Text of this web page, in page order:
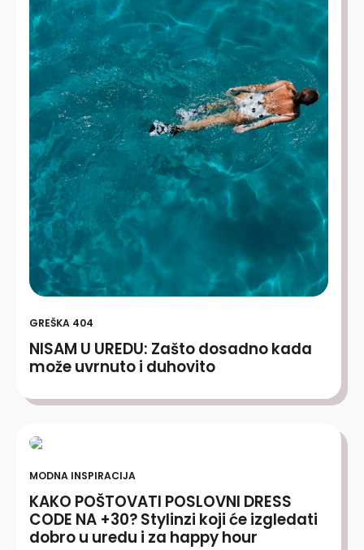
GREŠKA 404
NISAM U UREDU: Zašto dosadno kada
može uvrnuto i duhovito
MODNA INSPIRACIJA
KAKO POŠTOVATI POSLOVNI DRESS
CODE NA +30? Stylinzi koji će izgledati
dobro u uredu i za happy hour